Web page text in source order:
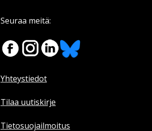
Seuraa meitä:
Yhteystiedot
Tilaa uutiskirje
Tietosuojailmoitus